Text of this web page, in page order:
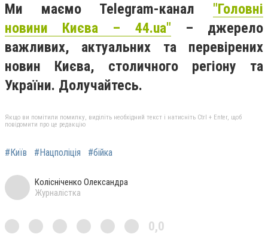
Ми маємо Telegram-канал "Головні
новини Києва – 44.ua" – джерело
важливих, актуальних та перевірених
новин Києва, столичного регіону та
України. Долучайтесь.
Якщо ви помітили помилку, виділіть необхідний текст і натисніть Ctrl + Enter, щоб
повідомити про це редакцію
#Київ #Нацполіція #бійка
Колісніченко Олександра
Журналістка
0,0